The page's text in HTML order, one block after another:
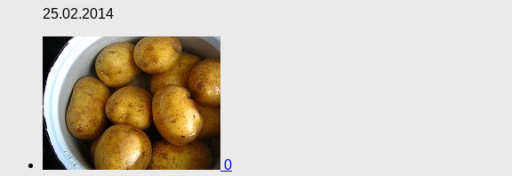
25.02.2014
0